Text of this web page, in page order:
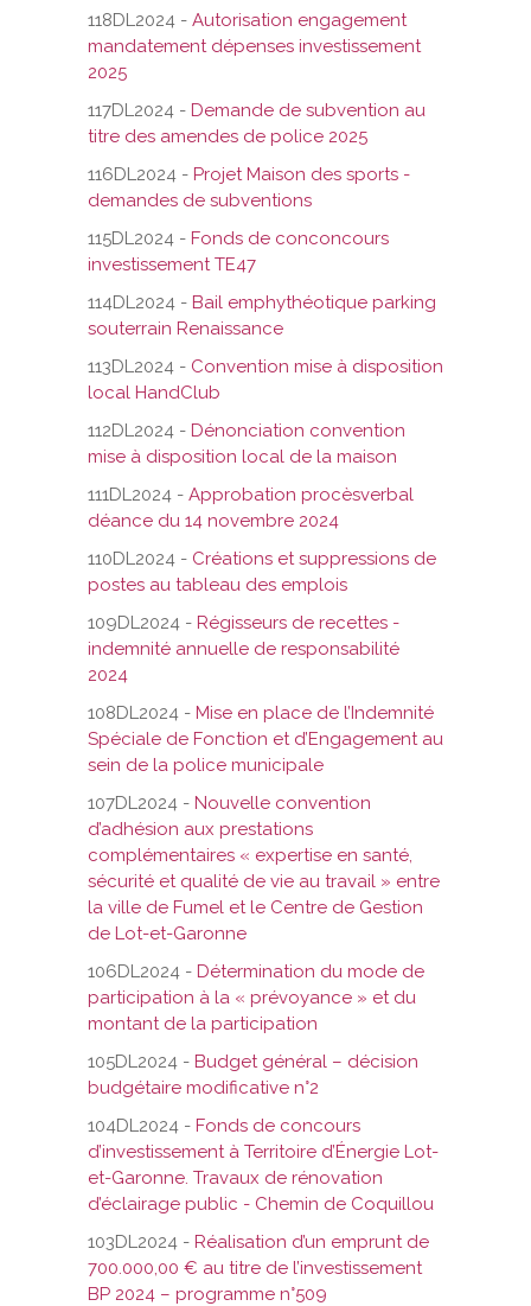
118DL2024 - Autorisation engagement
mandatement dépenses investissement
2025
117DL2024 - Demande de subvention au
titre des amendes de police 2025
116DL2024 - Projet Maison des sports -
demandes de subventions
115DL2024 - Fonds de conconcours
investissement TE47
114DL2024 - Bail emphythéotique parking
souterrain Renaissance
113DL2024 - Convention mise à disposition
local HandClub
112DL2024 - Dénonciation convention
mise à disposition local de la maison
111DL2024 - Approbation procèsverbal
déance du 14 novembre 2024
110DL2024 - Créations et suppressions de
postes au tableau des emplois
109DL2024 - Régisseurs de recettes -
indemnité annuelle de responsabilité
2024
108DL2024 - Mise en place de l’Indemnité
Spéciale de Fonction et d’Engagement au
sein de la police municipale
107DL2024 - Nouvelle convention
d’adhésion aux prestations
complémentaires « expertise en santé,
sécurité et qualité de vie au travail » entre
la ville de Fumel et le Centre de Gestion
de Lot-et-Garonne
106DL2024 - Détermination du mode de
participation à la « prévoyance » et du
montant de la participation
105DL2024 - Budget général – décision
budgétaire modificative n°2
104DL2024 - Fonds de concours
d’investissement à Territoire d’Énergie Lot-
et-Garonne. Travaux de rénovation
d’éclairage public - Chemin de Coquillou
103DL2024 - Réalisation d’un emprunt de
700.000,00 € au titre de l’investissement
BP 2024 – programme n°509